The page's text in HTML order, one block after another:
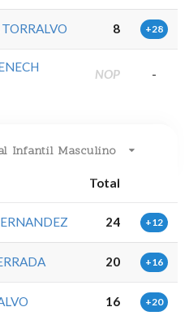
8 +28
NOP -
Infantil Masculino
Total
24 +12
20 +16
16 +20